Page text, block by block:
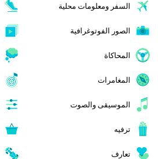
السفر ومعلومات محلية
الصور الفوتوغرافية
المحاكاة
المغامرات
الموسيقى والصوت
ترفيه
تعارف